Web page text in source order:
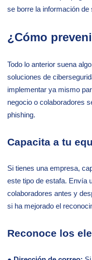
se borre la información de
¿Cómo
Todo lo anterior suena
soluciones de
implementar ya mismo
negocio o colaboradores
phishing.
Capacita a tu
Si tienes una empresa,
este tipo de estafa. Envía
colaboradores antes y
si ha mejorado el
Reconoce los